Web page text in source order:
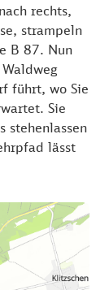
rechts,
strampeln
B 87. Nun
führt, wo Sie
Sie
stehenlassen
lässt